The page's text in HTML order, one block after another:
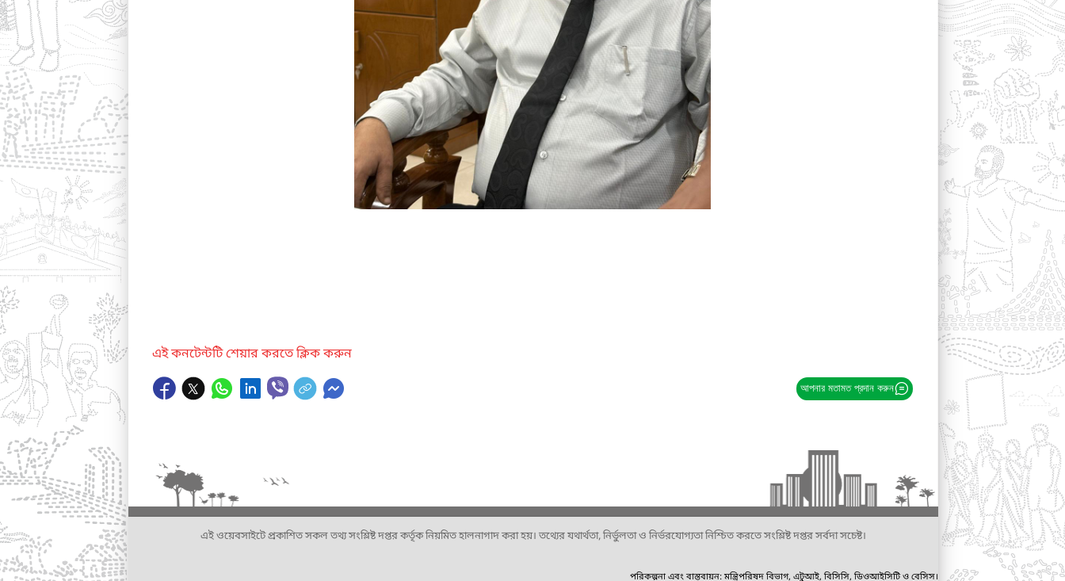
এই কনটেন্টটি শেয়ার করতে ক্লিক করুন
আপনার মতামত প্রদান করুন
এই ওয়েবসাইটে প্রকাশিত সকল তথ্য সংশ্লিষ্ট দপ্তর কর্তৃক নিয়মিত হালনাগাদ করা হয়। তথ্যের যথার্থতা, নির্ভুলতা ও নির্ভরযোগ্যতা নিশ্চিত করতে সংশ্লিষ্ট দপ্তর সর্বদা সচেষ্ট।
পরিকল্পনা এবং বাস্তবায়ন: মন্ত্রিপরিষদ বিভাগ, এটুআই, বিসিসি, ডিওআইসিটি ও বেসিস।